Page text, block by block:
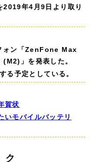
年4月9日より取り
ォン「ZenFone Max
」を発表した。
る予定としている。
賀状
いモバイルバッテリ